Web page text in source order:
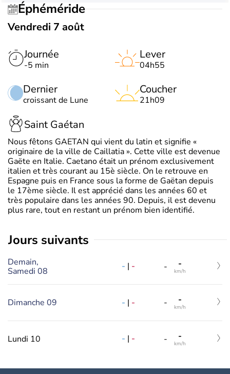
Éphéméride
Vendredi 7 août
Journée
-5 min
Dernier
croissant de Lune
Lever
04h55
Coucher
21h09
Saint Gaétan
Nous fêtons GAETAN qui vient du latin et signifie «
originaire de la ville de Caillatia ». Cette ville est devenue
Gaëte en Italie. Caetano était un prénom exclusivement
italien et très courant au 15è siècle. On le retrouve en
Espagne puis en France sous la forme de Gaëtan depuis
le 17ème siècle. Il est apprécié dans les années 60 et
très populaire dans les années 90. Depuis, il est devenu
plus rare, tout en restant un prénom bien identifié.
jours suivants
Demain,
Samedi 08
- | - - -
km/h
Dimanche 09 - | - - -
km/h
Lundi 10 - | - - -
km/h